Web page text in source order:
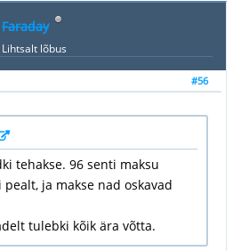
Faraday
Lihtsalt lõbus
#56
tehakse. 96 senti maksu
ja makse nad oskavad
tulebki kõik ära võtta.